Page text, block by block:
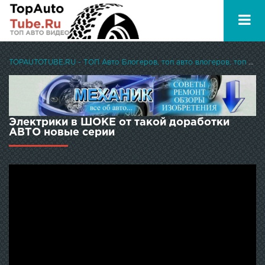
TOPAUTOTUBE.RU - ТОП Авто Блогеров, топ авто влогеров, топ авто ютуберов
Электрики в ШОКЕ от такой доработки
АВТО новые серии